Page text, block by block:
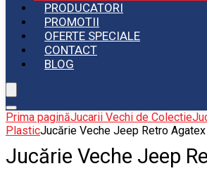
PRODUCATORI
PROMOTII
OFERTE SPECIALE
CONTACT
BLOG
Prima paginăJucarii Vechi de Colectie
PlasticJucărie Veche Jeep Retro Agatex
Jucărie Veche Jeep